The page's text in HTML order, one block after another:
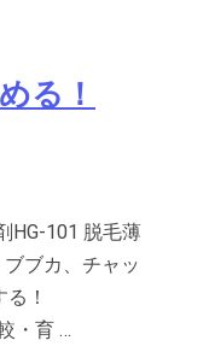
る！
HG-101 脱毛薄
ブカ、チャッ
！
・育 …